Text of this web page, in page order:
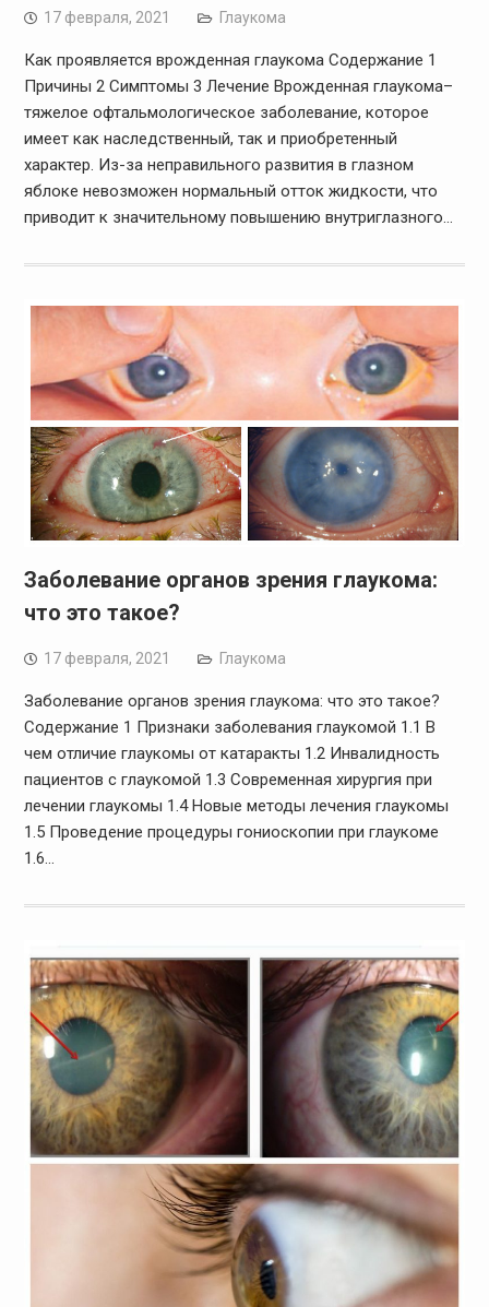
17 февраля, 2021 Глаукома
Как проявляется врожденная глаукома Содержание 1
Причины 2 Симптомы 3 Лечение Врожденная глаукома–
тяжелое офтальмологическое заболевание, которое
имеет как наследственный, так и приобретенный
характер. Из-за неправильного развития в глазном
яблоке невозможен нормальный отток жидкости, что
приводит к значительному повышению внутриглазного…
Заболевание органов зрения глаукома:
что это такое?
17 февраля, 2021 Глаукома
Заболевание органов зрения глаукома: что это такое?
Содержание 1 Признаки заболевания глаукомой 1.1 В
чем отличие глаукомы от катаракты 1.2 Инвалидность
пациентов с глаукомой 1.3 Современная хирургия при
лечении глаукомы 1.4 Новые методы лечения глаукомы
1.5 Проведение процедуры гониоскопии при глаукоме
1.6…